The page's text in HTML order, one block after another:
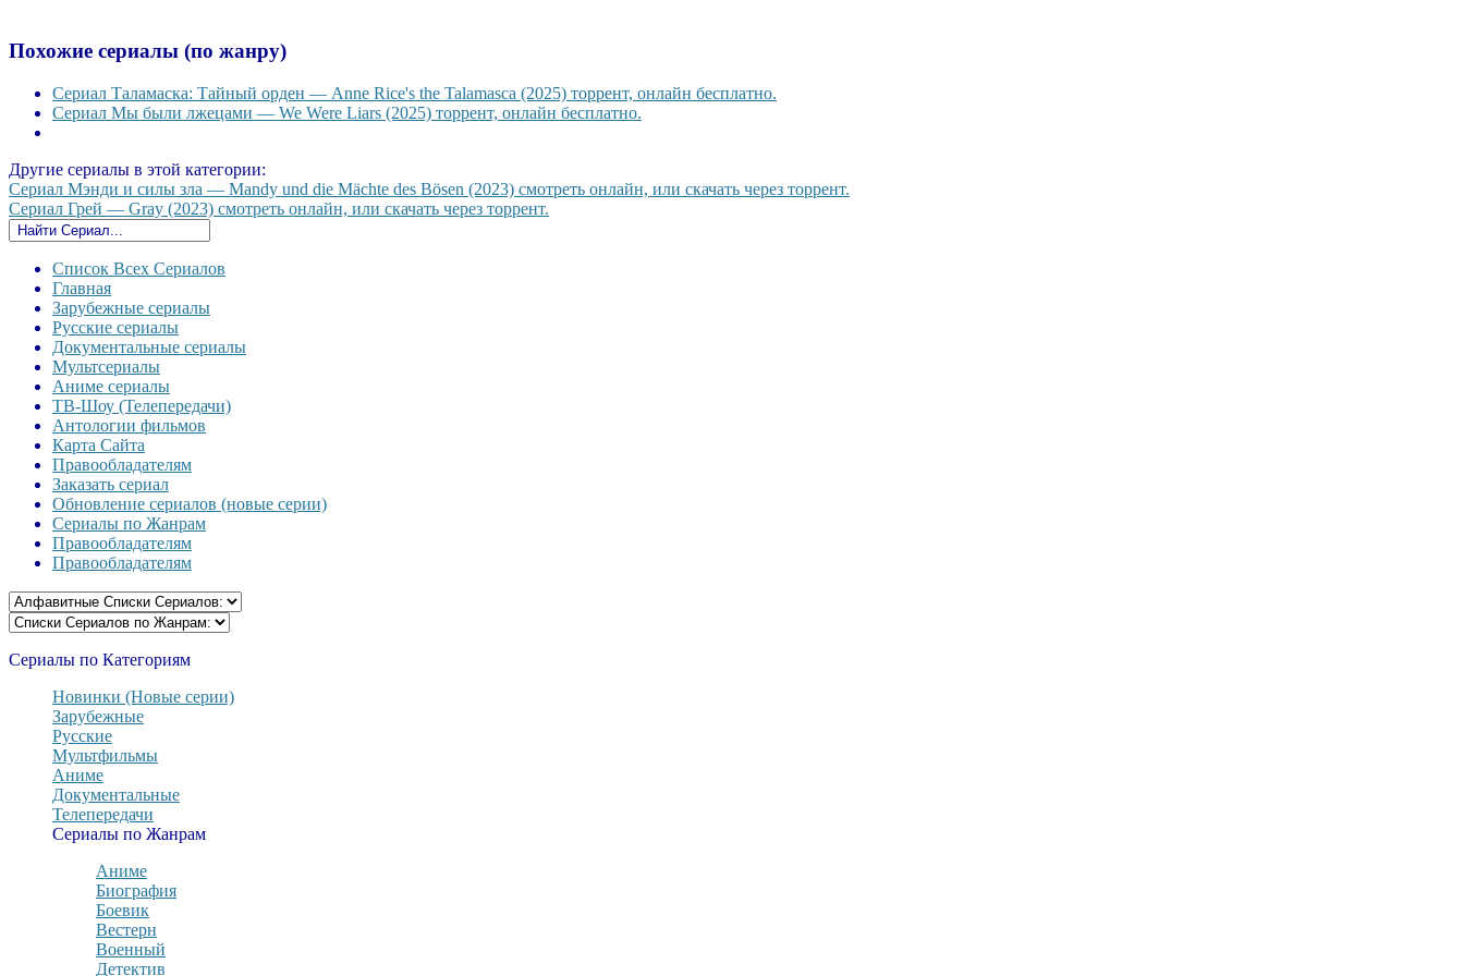
Похожие сериалы (по жанру)
Сериал Таламаска: Тайный орден — Anne Rice's the Talamasca (2025) торрент, онлайн бесплатно.
Сериал Мы были лжецами — We Were Liars (2025) торрент, онлайн бесплатно.
Другие сериалы в этой категории:
Сериал Мэнди и силы зла — Mandy und die Mächte des Bösen (2023) смотреть онлайн, или скачать через торрент.
Сериал Грей — Gray (2023) смотреть онлайн, или скачать через торрент.
Список Всех Сериалов
Главная
Зарубежные сериалы
Русские сериалы
Документальные сериалы
Мультсериалы
Аниме сериалы
ТВ-Шоу (Телепередачи)
Антологии фильмов
Карта Сайта
Правообладателям
Заказать сериал
Обновление сериалов (новые серии)
Сериалы по Жанрам
Правообладателям
Правообладателям
Сериалы по Категориям
Новинки (Новые серии)
Зарубежные
Русские
Мультфильмы
Аниме
Документальные
Телепередачи
Сериалы по Жанрам
Аниме
Биография
Боевик
Вестерн
Военный
Детектив